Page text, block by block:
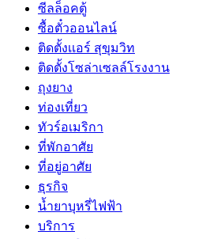
ซีลล็อคตู้
ซื้อตั๋วออนไลน์
ติดตั้งเเอร์ สุขุมวิท
ติดตั้งโซล่าเซลล์โรงงาน
ถุงยาง
ท่องเที่ยว
ทัวร์อเมริกา
ที่พักอาศัย
ที่อยู่อาศัย
ธุรกิจ
น้ำยาบุหรี่ไฟฟ้า
บริการ